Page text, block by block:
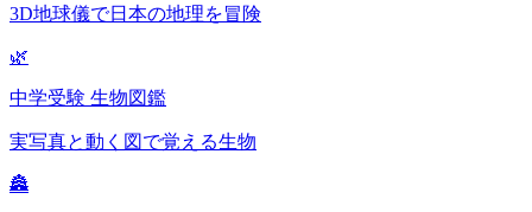
3D地球儀で日本の地理を冒険
🌿
中学受験 生物図鑑
実写真と動く図で覚える生物
🏯